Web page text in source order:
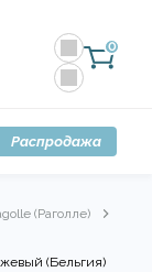
0
Распродажа
(Раголле)
(Бельгия)